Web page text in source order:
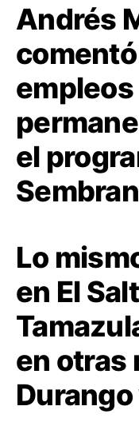
Andrés
el
Lo
en El
en otras